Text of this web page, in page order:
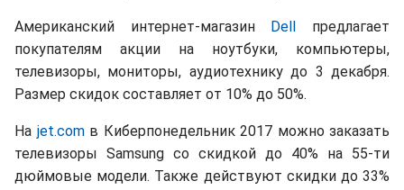
Американский интернет-магазин Dell предлагает
покупателям акции на ноутбуки, компьютеры,
телевизоры, мониторы, аудиотехнику до 3 декабря.
Размер скидок составляет от 10% до 50%.
На jet.comв Киберпонедельник 2017 можно заказать
телевизоры Samsung со скидкой до 40% на 55-ти
дюймовые модели. Также действуют скидки до 33%